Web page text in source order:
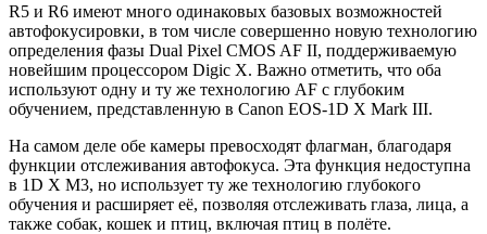
R5 и R6 имеют много одинаковых базовых возможностей
автофокусировки, в том числе совершенно новую технологию
определения фазы Dual Pixel CMOS AF II, поддерживаемую
новейшим процессором Digic X. Важно отметить, что оба
используют одну и ту же технологию AF с глубоким
обучением, представленную в Canon EOS-1D X Mark III.
На самом деле обе камеры превосходят флагман, благодаря
функции отслеживания автофокуса. Эта функция недоступна
в 1D X M3, но использует ту же технологию глубокого
обучения и расширяет её, позволяя отслеживать глаза, лица, а
также собак, кошек и птиц, включая птиц в полёте.